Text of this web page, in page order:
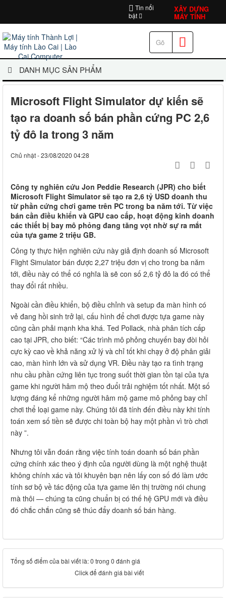
Tin nổi
bật
XÂY DỰNG
MÁY TÍNH
DANH MỤC SẢN PHẨM
Microsoft Flight Simulator dự kiến sẽ
tạo ra doanh số bán phần cứng PC 2,6
tỷ đô la trong 3 năm
Chủ nhật - 23/08/2020 04:28
Công ty nghiên cứu Jon Peddie Research (JPR) cho biết
Microsoft Flight Simulator sẽ tạo ra 2,6 tỷ USD doanh thu
từ phần cứng chơi game trên PC trong ba năm tới. Từ việc
bán cần điều khiển và GPU cao cấp, hoạt động kinh doanh
các thiết bị bay mô phỏng đang tăng vọt nhờ sự ra mắt
của tựa game 2 triệu GB.
Công ty thực hiện nghiên cứu này giả định doanh số Microsoft
Flight Simulator bán được 2,27 triệu đơn vị cho trong ba năm
tới, điều này có thể có nghĩa là sẽ con số 2,6 tỷ đô la đó có thể
thay đổi rất nhiều.
Ngoài cần điều khiển, bộ điều chỉnh và setup đa màn hình có
vẻ đang hồi sinh trở lại, cấu hình để chơi được tựa game này
cũng cần phải mạnh kha khá. Ted Pollack, nhà phân tích cấp
cao tại JPR, cho biết: “Các trình mô phỏng chuyến bay đòi hỏi
cực kỳ cao về khả năng xử lý và chỉ tốt khi chạy ở độ phân giải
cao, màn hình lớn và sử dụng VR. Điều này tạo ra tình trạng
nhu cầu phần cứng liên tục trong suốt thời gian tồn tại của tựa
game khi người hâm mộ theo đuổi trải nghiệm tốt nhất. Một số
lượng đáng kể những người hâm mộ game mô phỏng bay chỉ
chơi thể loại game này. Chúng tôi đã tính đến điều này khi tính
toán xem số tiền sẽ được chi toàn bộ hay một phần vì trò chơi
này ”.
Nhưng tôi vẫn đoán rằng việc tính toán doanh số bán phần
cứng chính xác theo ý định của người dùng là một nghệ thuật
không chính xác và tôi khuyên bạn nên lấy con số đó làm ước
tính sơ bộ về tác động của tựa game lên thị trường nói chung
mà thôi — chúng ta cũng chuẩn bị có thế hệ GPU mới và điều
đó chắc chắn cũng sẽ thúc đẩy doanh số bán hàng.
Tổng số điểm của bài viết là: 0 trong 0 đánh giá
Click để đánh giá bài viết